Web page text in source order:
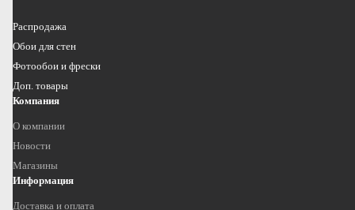
Распродажа
Обои для стен
Фотообои и фрески
Доп. товары
Компания
О компании
Новости
Магазины
Информация
Доставка и оплата